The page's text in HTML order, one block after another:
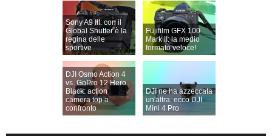
Sony A9 III: con il
Global Shutter è la
regina delle
sportive
Fujifilm GFX 100
Mark II: la medio
formato veloce!
DJI Osmo Action 4
vs. GoPro 12 Hero
Black: action
camera top a
confronto
DJI ne ha azzeccata
un'altra: ecco DJI
Mini 4 Pro